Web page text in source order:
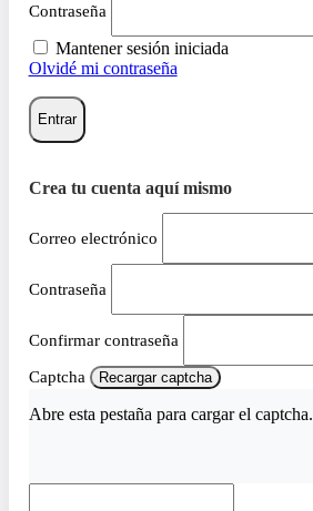
Contraseña
Mantener sesión iniciada
Olvidé mi contraseña
Entrar
Crea tu cuenta aquí mismo
Correo electrónico
Contraseña
Confirmar contraseña
Captcha Recargar captcha
Abre esta pestaña para cargar el captcha.